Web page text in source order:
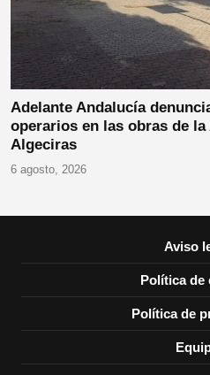
Adelante Andalucía
operarios en las obras de la
Algeciras
6 agosto, 2026
Aviso
Política de
Política de